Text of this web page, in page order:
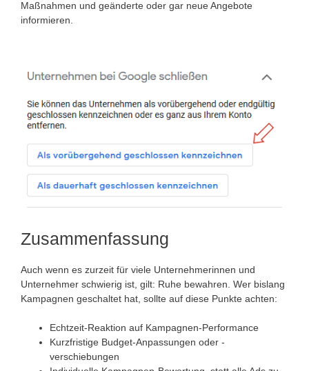
Maßnahmen und geänderte oder gar neue Angebote
informieren.
Zusammenfassung
Auch wenn es zurzeit für viele Unternehmerinnen und
Unternehmer schwierig ist, gilt: Ruhe bewahren. Wer bislang
Kampagnen geschaltet hat, sollte auf diese Punkte achten:
Echtzeit-Reaktion auf Kampagnen-Performance
Kurzfristige Budget-Anpassungen oder -
verschiebungen